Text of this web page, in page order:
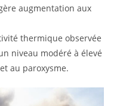
augmentation aux
thermique observée
niveau modéré à élevé
au paroxysme.